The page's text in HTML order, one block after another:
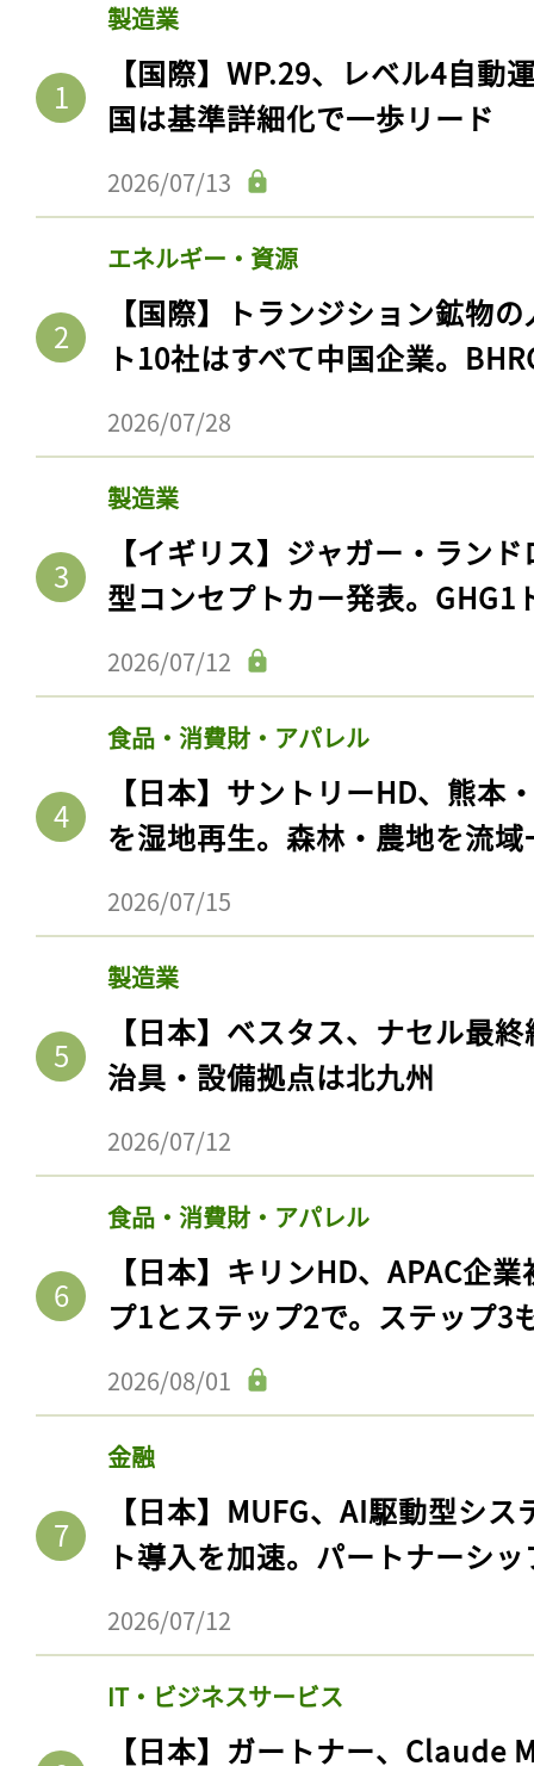
製造業
【国際】WP.29、レベル4自動
国は基準詳細化で一歩リード
2026/07/13
エネルギー・資源
【国際】トランジション鉱物
ト10社はすべて中国企業。
2026/07/28
製造業
【イギリス】ジャガー・ラン
型コンセプトカー発表。GHG1
2026/07/12
食品・消費財・アパレル
【日本】サントリーHD、熊本
を湿地再生。森林・農地を流
2026/07/15
製造業
【日本】ベスタス、ナセル最
治具・設備拠点は北九州
2026/07/12
食品・消費財・アパレル
【日本】キリンHD、APAC企
プ1とステップ2で。ステップ3
2026/08/01
金融
【日本】MUFG、AI駆動型シ
ト導入を加速。パートナーシ
2026/07/12
IT・ビジネスサービス
【日本】ガートナー、Claude